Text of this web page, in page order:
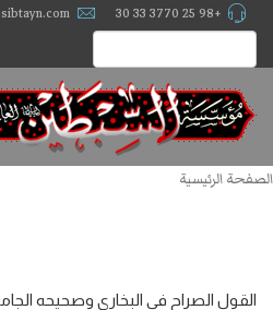
+98 25 3770 33 30
الصفحة الرئيسية
القول الصراح في البخاري وصحيحه